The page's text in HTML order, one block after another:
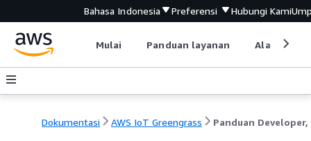
Bahasa Indonesia Preferensi Hubungi Kami
Mulai Panduan layanan Alat
Dokumentasi AWS IoT Greengrass